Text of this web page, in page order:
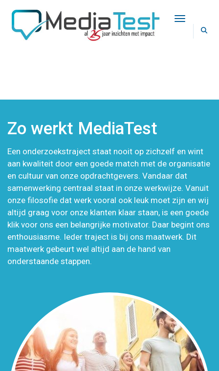
Toggle
Zo werkt MediaTest
Een onderzoekstraject staat nooit op zichzelf en wint
aan kwaliteit door een goede match met de organisatie
en cultuur van onze opdrachtgevers. Vandaar dat
samenwerking centraal staat in onze werkwijze. Vanuit
onze filosofie dat werk vooral ook leuk moet zijn en wij
altijd graag voor onze klanten klaar staan, is een goede
klik voor ons een belangrijke motivator. Daar begint ons
enthousiasme. Ieder traject is bij ons maatwerk. Dit
maatwerk gebeurt wel altijd aan de hand van
onderstaande stappen.